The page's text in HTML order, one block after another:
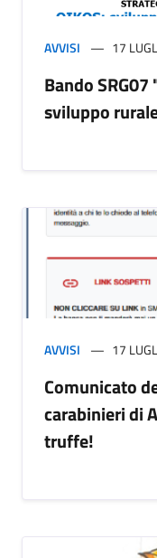
AVVISI 17
Bando
sviluppo
AVVISI 17
Comunicato
carabinieri di
truffe!